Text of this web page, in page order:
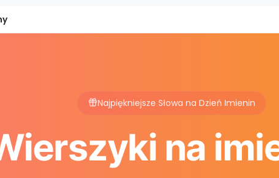
Najpiękniejsze Słowa na Dzień Imienin
na